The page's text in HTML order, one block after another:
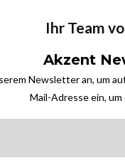
Ihr Team
Akzent
Newsletter an, um
Mail-Adresse ein, um